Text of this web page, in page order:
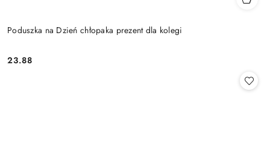
Poduszka na Dzień chłopaka prezent dla kolegi
Cena:
23.88